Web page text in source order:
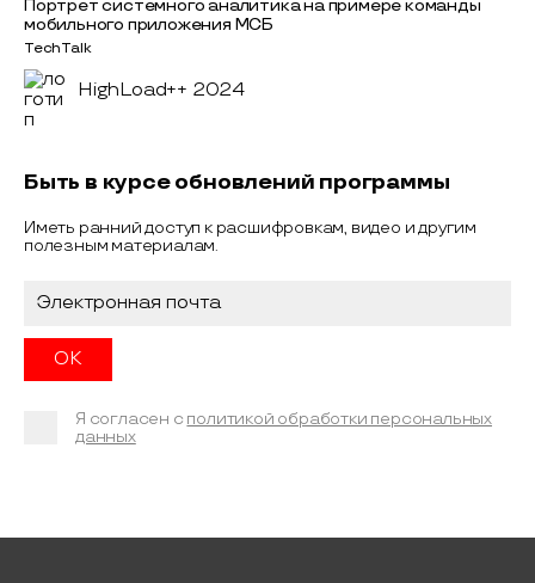
Портрет системного аналитика на примере команды
мобильного приложения МСБ
TechTalk
HighLoad++ 2024
Быть в курсе обновлений программы
Иметь ранний доступ к расшифровкам, видео и другим
полезным материалам.
Я согласен с политикой обработки персональных
данных